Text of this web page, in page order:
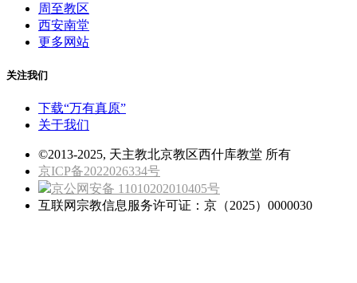
周至教区
西安南堂
更多网站
关注我们
下载“万有真原”
关于我们
©2013-2025, 天主教北京教区西什库教堂 所有
京ICP备2022026334号
京公网安备 11010202010405号
互联网宗教信息服务许可证：京（2025）0000030